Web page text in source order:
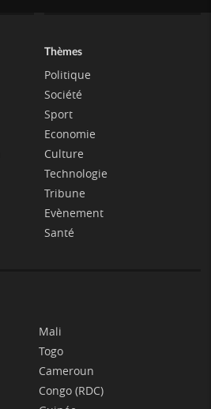
Thèmes
Politique
Société
Sport
Economie
Culture
Technologie
Tribune
Evènement
Santé
Mali
Togo
Cameroun
Congo (RDC)